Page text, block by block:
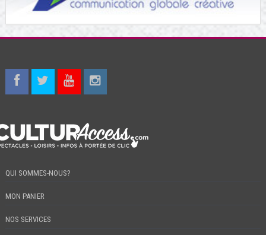
QUI SOMMES-NOUS?
MON PANIER
NOS SERVICES